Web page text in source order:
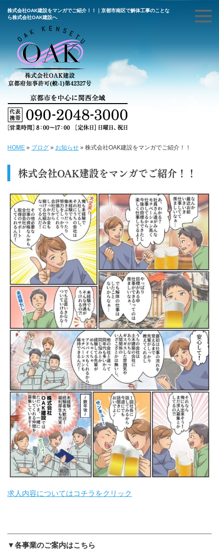
株式会社OAK建設をマンガでご紹介！！｜京都市南区で解体工事のことな
ら株式会社OAK建設へ
HOME » ブログ » お知らせ » 株式会社OAK建設をマンガでご紹介！！
株式会社OAK建設をマンガでご紹介！！
求人内容についてはコチラをクリック
▼各事業のご案内はこちら